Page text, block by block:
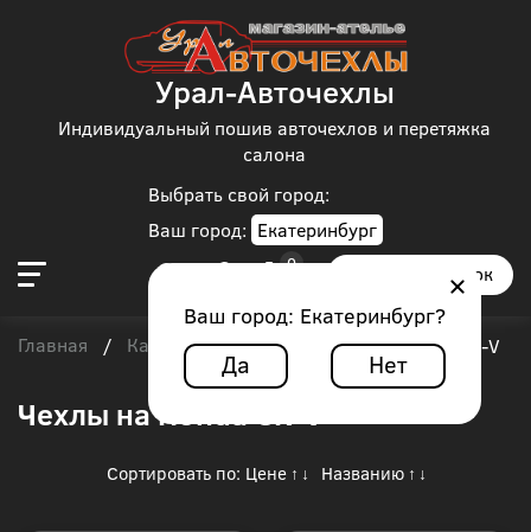
Выбрать свой город:
Ваш город: Екатеринбург
Ваш город: Екатеринбург?
Да Нет
Урал-Авточехлы
Индивидуальный пошив авточехлов и перетяжка
салона
Заказать звонок
Главная / Каталог чехлов / Honda / Honda CR-V
Чехлы на Honda CR-V
Сортировать по: Цене ↑ ↓ Названию ↑ ↓